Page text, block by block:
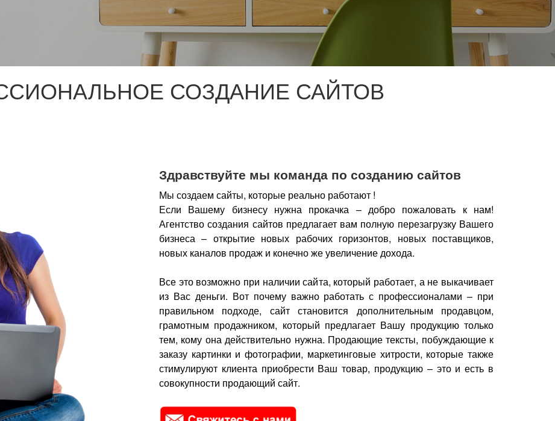
СОЗДАНИЕ САЙТОВ
Здравствуйте мы команда по созданию сайтов
Мы создаем сайты, которые реально работают !
Если Вашему бизнесу нужна прокачка – добро пожаловать к нам!
Агентство создания сайтов предлагает вам полную перезагрузку Вашего
бизнеса – открытие новых рабочих горизонтов, новых поставщиков,
новых каналов продаж и конечно же увеличение дохода.
Все это возможно при наличии сайта, который работает, а не выкачивает
из Вас деньги. Вот почему важно работать с профессионалами – при
правильном подходе, сайт становится дополнительным продавцом,
грамотным продажником, который предлагает Вашу продукцию только
тем, кому она действительно нужна. Продающие тексты, побуждающие к
заказу картинки и фотографии, маркетинговые хитрости, которые также
стимулируют клиента приобрести Ваш товар, продукцию – это и есть в
совокупности продающий сайт.